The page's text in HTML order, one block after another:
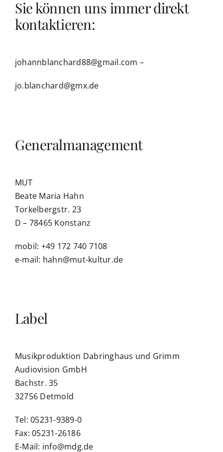
Sie können uns immer direkt
kontaktieren:
johannblanchard88@gmail.com –
jo.blanchard@gmx.de
Generalmanagement
MUT
Beate Maria Hahn
Torkelbergstr. 23
D – 78465 Konstanz
mobil: +49 172 740 7108
e-mail: hahn@mut-kultur.de
Label
Musikproduktion Dabringhaus und Grimm
Audiovision GmbH
Bachstr. 35
32756 Detmold
Tel: 05231-9389-0
Fax: 05231-26186
E-Mail: info@mdg.de